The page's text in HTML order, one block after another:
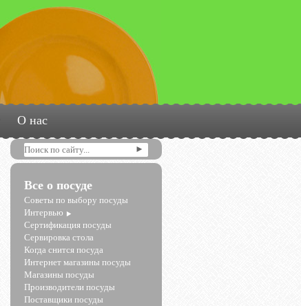
О нас
Все о посуде
Советы по выбору посуды
Интервью
Сертификация посуды
Сервировка стола
Когда снится посуда
Интернет магазины посуды
Магазины посуды
Производители посуды
Поставщики посуды